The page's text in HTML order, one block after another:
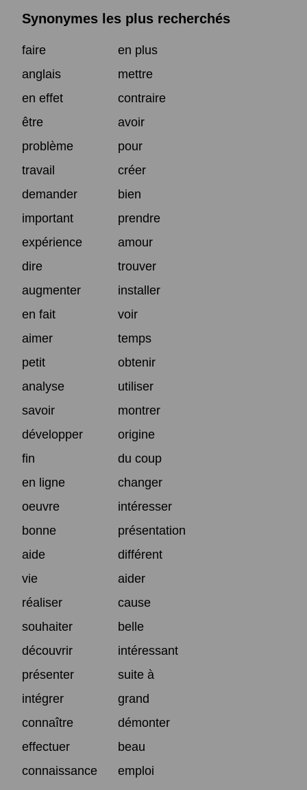
Synonymes les plus recherchés
faire
en plus
anglais
mettre
en effet
contraire
être
avoir
problème
pour
travail
créer
demander
bien
important
prendre
expérience
amour
dire
trouver
augmenter
installer
en fait
voir
aimer
temps
petit
obtenir
analyse
utiliser
savoir
montrer
développer
origine
fin
du coup
en ligne
changer
oeuvre
intéresser
bonne
présentation
aide
différent
vie
aider
réaliser
cause
souhaiter
belle
découvrir
intéressant
présenter
suite à
intégrer
grand
connaître
démonter
effectuer
beau
connaissance
emploi